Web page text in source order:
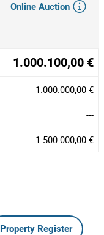
Online Auction
1.000.100,00 €
1.000.000,00 €
---
1.500.000,00 €
Property Register